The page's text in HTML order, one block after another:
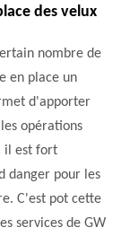
des velux
nombre de
en place un
d'apporter
opérations
il est fort
danger pour les
C'est pot cette
services de GW